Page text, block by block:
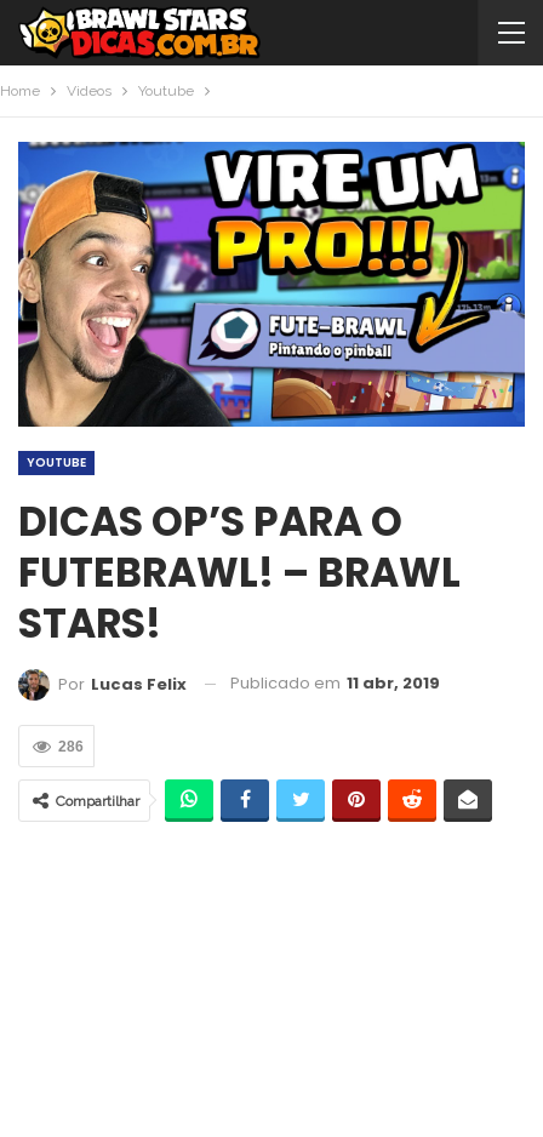
Home Videos Youtube
YOUTUBE
DICAS OP’S PARA O
FUTEBRAWL! – BRAWL
STARS!
Por Lucas Felix Publicado em 11 abr, 2019
286
Compartilhar